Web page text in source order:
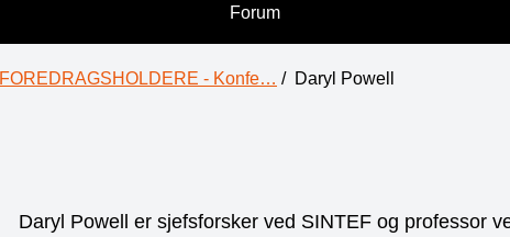
Forum
FOREDRAGSHOLDERE - Konfe… / Daryl Powell
Daryl Powell er sjefsforsker ved SINTEF og professor